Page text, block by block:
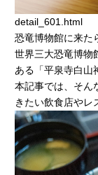
detail_601.html
恐竜博物館に来た
世界三大恐竜博物
ある「平泉寺白山
本記事では、そん
きたい飲食店やレ